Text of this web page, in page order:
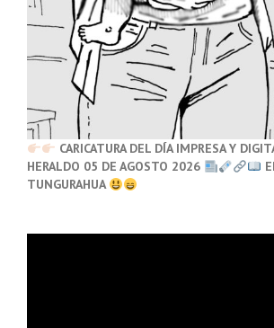
CARICATURA DEL DÍA IMPRESA Y
HERALDO 05 DE AGOSTO 2026
TUNGURAHUA